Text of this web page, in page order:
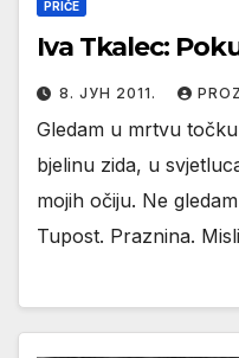
PRIČE
Iva Tkalec:
8. ЈУН 2011.
Gledam u mrtvu
bjelinu zida, u
mojih očiju. Ne
Tupost. Praznina.